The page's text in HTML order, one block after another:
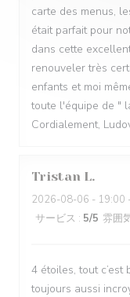
carte des menus,
était parfait pour
dans cette
renouveler très
enfants et moi
toute l'équipe de "
Cordialement,
Tristan L
2026-08-06 - 19:00
サービス : 5/5 雰囲
4 étoiles, tout c’est
toujours aussi